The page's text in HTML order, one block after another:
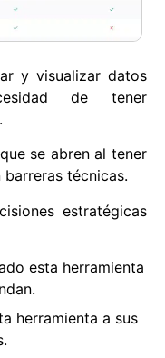
y visualizar datos
de tener
se abren al tener
técnicas.
estratégicas
esta herramienta
herramienta a sus